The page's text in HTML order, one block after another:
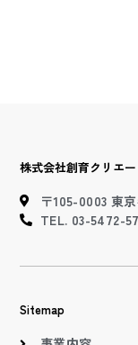
株式会社創育クリエー
〒105-0003 東
TEL. 03-5472-
Sitemap